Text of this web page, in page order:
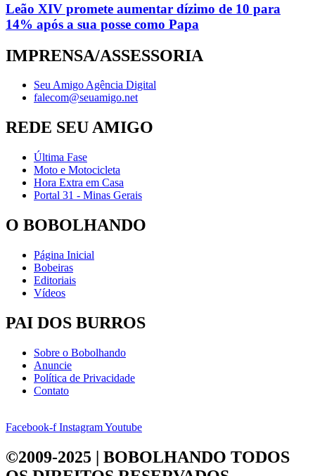
Leão XIV promete aumentar dízimo de 10 para
14% após a sua posse como Papa
IMPRENSA/ASSESSORIA
Seu Amigo Agência Digital
falecom@seuamigo.net
REDE SEU AMIGO
Última Fase
Moto e Motocicleta
Hora Extra em Casa
Portal 31 - Minas Gerais
O BOBOLHANDO
Página Inicial
Bobeiras
Editoriais
Vídeos
PAI DOS BURROS
Sobre o Bobolhando
Anuncie
Política de Privacidade
Contato
Facebook-f InstagramYoutube
©2009-2025 | BOBOLHANDO TODOS